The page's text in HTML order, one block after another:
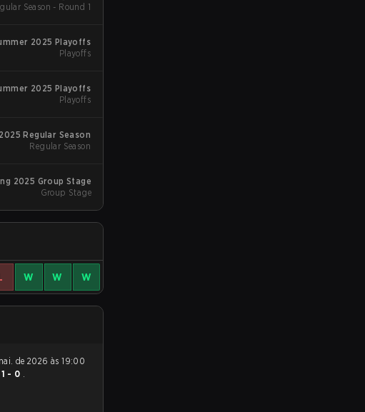
Season - Round 1
2025 Playoffs
Playoffs
2025 Playoffs
Playoffs
Regular Season
Regular Season
2025 Group Stage
Group Stage
W W W
1 - 0 .